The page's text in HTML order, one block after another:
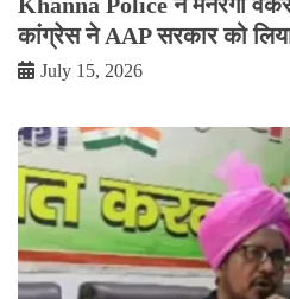
कांग्रेस ने AAP सरकार को
July 15, 2026